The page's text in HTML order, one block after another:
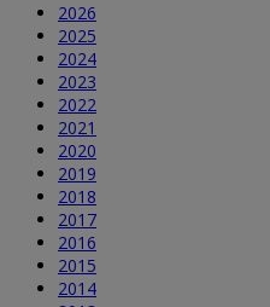
2026
2025
2024
2023
2022
2021
2020
2019
2018
2017
2016
2015
2014